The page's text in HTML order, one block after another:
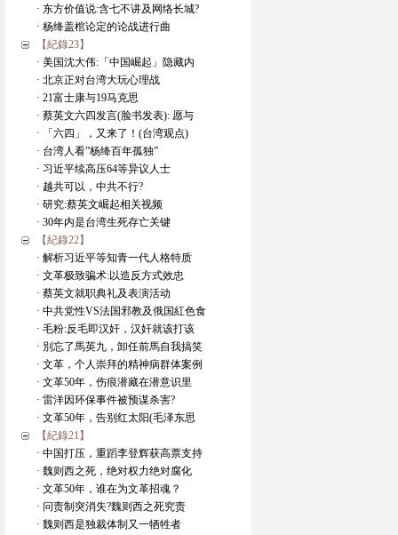
· 东方价值说:含七不讲及网络长城?
· 杨绛盖棺论定的论战进行曲
【紀錄23】
· 美国沈大伟:「中国崛起」隐藏内
· 北京正对台湾大玩心理战
· 21富士康与19马克思
· 蔡英文六四发言(脸书发表): 愿与
· 「六四」，又来了！(台湾观点)
· 台湾人看”杨绛百年孤独”
· 习近平续高压64等异议人士
· 越共可以，中共不行?
· 研究:蔡英文崛起相关视频
· 30年内是台湾生死存亡关键
【紀錄22】
· 解析习近平等知青一代人格特质
· 文革极致骗术:以造反方式效忠
· 蔡英文就职典礼及表演活动
· 中共党性VS法国邪教及俄国紅色食
· 毛粉:反毛即汉奸，汉奸就该打该
· 別忘了馬英九，卸任前馬自我搞笑
· 文革，个人崇拜的精神病群体案例
· 文革50年，伤痕潜藏在潜意识里
· 雷洋因环保事件被预谋杀害?
· 文革50年，告别红太阳(毛泽东思
【紀錄21】
· 中国打压，重蹈李登辉获高票支持
· 魏则西之死，绝对权力绝对腐化
· 文革50年，谁在为文革招魂？
· 问责制突消失?魏则西之死究责
· 魏则西是独裁体制又一牺牲者